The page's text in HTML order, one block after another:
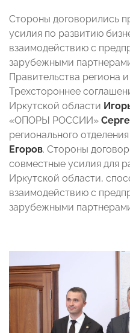
Стороны договорились
усилия по развитию
взаимодействию с
зарубежными
Правительства
Трехстороннее
Иркутской области
«ОПОРЫ РОССИИ»
регионального
Егоров. Стороны
совместные усилия для
Иркутской области,
взаимодействию с
зарубежными